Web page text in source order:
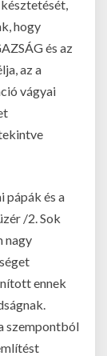
késztetését,
hogy
és az
az a
vágyai
pápák és a
/2. Sok
nagy
ennek
szempontból